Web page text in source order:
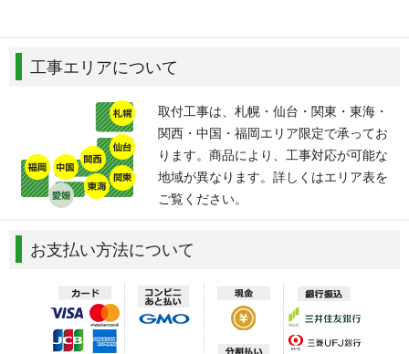
工事エリアについて
取付工事は、札幌・仙台・関東・東海・
関西・中国・福岡エリア限定で承ってお
ります。商品により、工事対応が可能な
地域が異なります。詳しくはエリア表を
ご覧ください。
お支払い方法について